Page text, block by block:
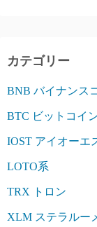
カテゴリー
BNB バイナンス
BTC ビットコイ
IOST アイオーエ
LOTO系
TRX トロン
XLM ステラルー